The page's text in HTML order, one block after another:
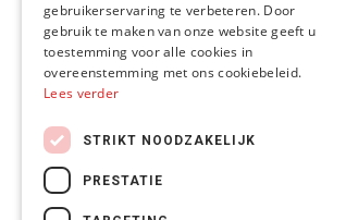
Algemene
ENGLISH
gebruikerservaring te verbeteren. Door
gebruik te maken van onze website geeft u
toestemming voor alle cookies in
overeenstemming met ons cookiebeleid.
Lees verder
STRIKT NOODZAKELIJK
PRESTATIE